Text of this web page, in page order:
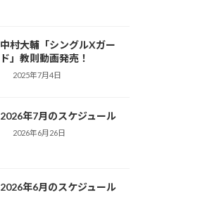
中村大輔「シングルXガー
ド」教則動画発売！
2025年7月4日
2026年7月のスケジュール
2026年6月26日
2026年6月のスケジュール